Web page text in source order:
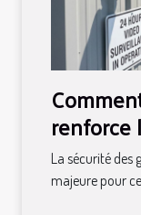
renforce
meubles
La sécurité des
majeure pour